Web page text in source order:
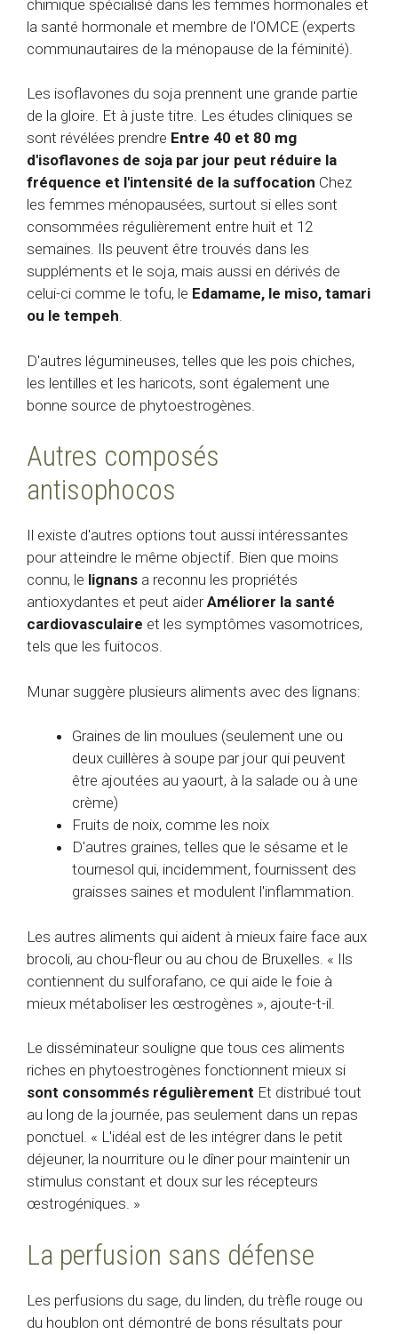
chimique spécialisé dans les femmes hormonales et
la santé hormonale et membre de l'OMCE (experts
communautaires de la ménopause de la féminité).
Les isoflavones du soja prennent une grande partie
de la gloire. Et à juste titre. Les études cliniques se
sont révélées prendre Entre 40 et 80 mg
d'isoflavones de soja par jour peut réduire la
fréquence et l'intensité de la suffocation Chez
les femmes ménopausées, surtout si elles sont
consommées régulièrement entre huit et 12
semaines. Ils peuvent être trouvés dans les
suppléments et le soja, mais aussi en dérivés de
celui-ci comme le tofu, le Edamame, le miso, tamari
ou le tempeh.
D'autres légumineuses, telles que les pois chiches,
les lentilles et les haricots, sont également une
bonne source de phytoestrogènes.
Autres composés
antisophocos
Il existe d'autres options tout aussi intéressantes
pour atteindre le même objectif. Bien que moins
connu, le lignans a reconnu les propriétés
antioxydantes et peut aiderAméliorer la santé
cardiovasculaire et les symptômes vasomotrices,
tels que les fuitocos.
Munar suggère plusieurs aliments avec des lignans:
Graines de lin moulues (seulement une ou
deux cuillères à soupe par jour qui peuvent
être ajoutées au yaourt, à la salade ou à une
crème)
Fruits de noix, comme les noix
D'autres graines, telles que le sésame et le
tournesol qui, incidemment, fournissent des
graisses saines et modulent l'inflammation.
Les autres aliments qui aident à mieux faire face aux
brocoli, au chou-fleur ou au chou de Bruxelles. « Ils
contiennent du sulforafano, ce qui aide le foie à
mieux métaboliser les œstrogènes », ajoute-t-il.
Le disséminateur souligne que tous ces aliments
riches en phytoestrogènes fonctionnent mieux si
sont consommés régulièrement Et distribué tout
au long de la journée, pas seulement dans un repas
ponctuel. « L'idéal est de les intégrer dans le petit
déjeuner, la nourriture ou le dîner pour maintenir un
stimulus constant et doux sur les récepteurs
œstrogéniques. »
La perfusion sans défense
Les perfusions du sage, du linden, du trèfle rouge ou
du houblon ont démontré de bons résultats pour